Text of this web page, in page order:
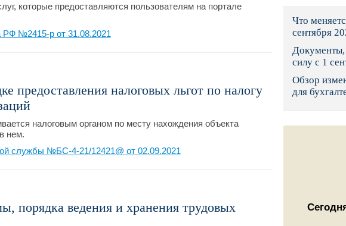
Президент: законы и
Социальный фонд
Суд общей юрисдикции
которые предоставляются пользователям на портале
РФ №2415-р от 31.08.2021
предоставления налоговых льгот по налогу
налоговым органом по месту нахождения объекта
нем.
службы №БС-4-21/12421@ от 02.09.2021
порядка ведения и хранения трудовых
Что
сентября
Документы,
силу с 1
Обзор
для